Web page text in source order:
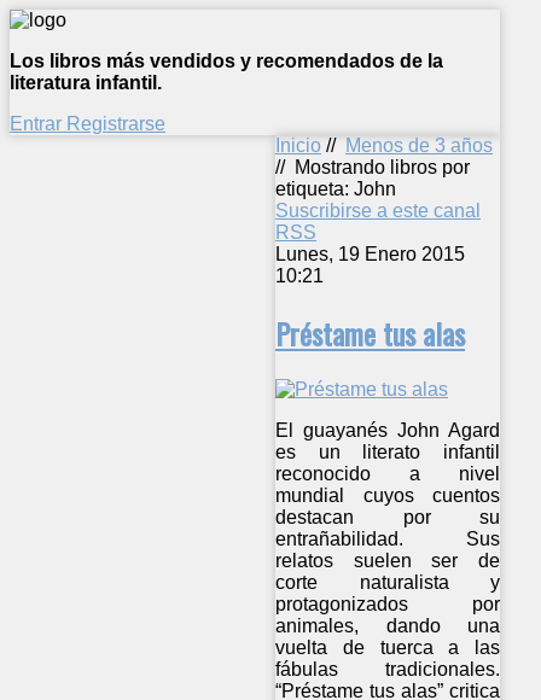
Los libros más vendidos y recomendados de la
literatura infantil.
Entrar Registrarse
Inicio // Menos de 3 años
// Mostrando libros por
etiqueta: John
Suscribirse a este canal
RSS
Lunes, 19 Enero 2015
10:21
Préstame tus alas
El guayanés John Agard
es un literato infantil
reconocido a nivel
mundial cuyos cuentos
destacan por su
entrañabilidad. Sus
relatos suelen ser de
corte naturalista y
protagonizados por
animales, dando una
vuelta de tuerca a las
fábulas tradicionales.
“Préstame tus alas” critica